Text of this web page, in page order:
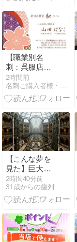
【職業別名
刺：呉服店・
着物屋】 和柄
と、筆文字が
オシャレな、
の名刺
2時間前
名刺ご購入者様・観覧者様からのデザインコメントをご紹介！！…
【こんな夢を
見た】巨大な
ホテルに泊ま
っていて、部
屋に帰ろうと
なり、外に出
て驚愕の事実
を知る
2時間40分前
31歳からの歯列矯正